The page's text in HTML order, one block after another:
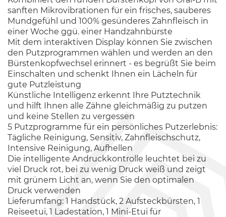
sanften Mikrovibrationen für ein frisches, sauberes
Mundgefühl und 100% gesünderes Zahnfleisch in
einer Woche ggü. einer Handzahnbürste
Mit dem interaktiven Display können Sie zwischen
den Putzprogrammen wählen und werden an den
Bürstenkopfwechsel erinnert - es begrüßt Sie beim
Einschalten und schenkt Ihnen ein Lächeln für
gute Putzleistung
Künstliche Intelligenz erkennt Ihre Putztechnik
und hilft Ihnen alle Zähne gleichmäßig zu putzen
und keine Stellen zu vergessen
5 Putzprogramme für ein persönliches Putzerlebnis:
Tägliche Reinigung, Sensitiv, Zahnfleischschutz,
Intensive Reinigung, Aufhellen
Die intelligente Andruckkontrolle leuchtet bei zu
viel Druck rot, bei zu wenig Druck weiß und zeigt
mit grünem Licht an, wenn Sie den optimalen
Druck verwenden
Lieferumfang: 1 Handstück, 2 Aufsteckbürsten, 1
Reiseetui, 1 Ladestation, 1 Mini-Etui für